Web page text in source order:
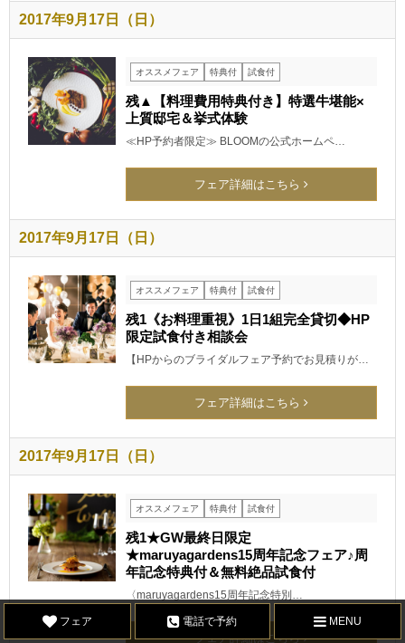
2017年9月17日（日）
オススメフェア 特典付 試食付
残▲【料理費用特典付き】特選牛堪能×
上質邸宅＆挙式体験
≪HP予約者限定≫ BLOOMの公式ホームペ…
フェア詳細はこちら
2017年9月17日（日）
オススメフェア 特典付 試食付
残1《お料理重視》1日1組完全貸切◆HP
限定試食付き相談会
【HPからのブライダルフェア予約でお見積りが…
フェア詳細はこちら
2017年9月17日（日）
オススメフェア 特典付 試食付
残1★GW最終日限定
★maruyagardens15周年記念フェア♪周
年記念特典付＆無料絶品試食付
〈maruyagardens15周年記念特別…
フェア詳細はこちら
フェア 電話で予約 MENU